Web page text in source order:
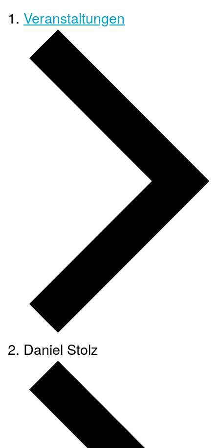
Veranstaltungen
Daniel Stolz